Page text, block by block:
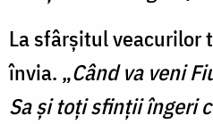
La sfârșitul veacurilor
învia. „Când va veni
Sa și toți sfinții îngeri